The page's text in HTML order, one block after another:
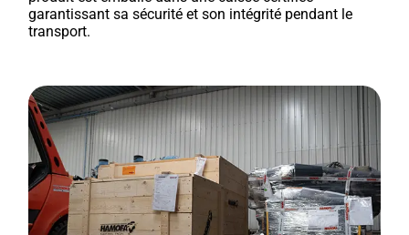
garantissant sa sécurité et son intégrité pendant le
transport.